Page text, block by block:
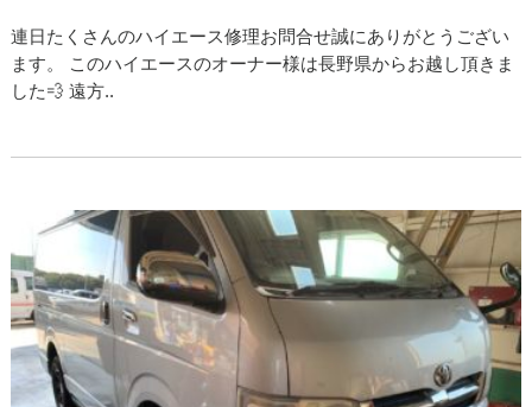
連日たくさんのハイエース修理お問合せ誠にありがとうござい
ます。 このハイエースのオーナー様は長野県からお越し頂きま
した💨 遠方..